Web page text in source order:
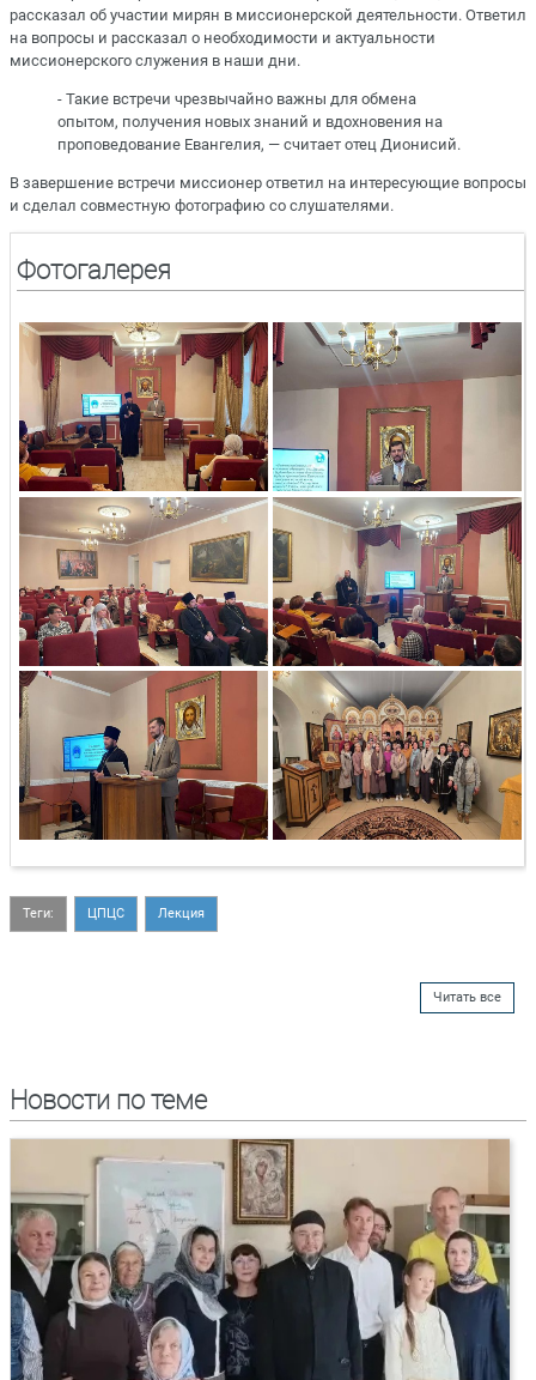
рассказал об участии мирян в миссионерской деятельности. Ответил
на вопросы и рассказал о необходимости и актуальности
миссионерского служения в наши дни.
- Такие встречи чрезвычайно важны для обмена
опытом, получения новых знаний и вдохновения на
проповедование Евангелия, — считает отец Дионисий.
В завершение встречи миссионер ответил на интересующие вопросы
и сделал совместную фотографию со слушателями.
Фотогалерея
Теги: ЦПЦС Лекция
Читать все
Новости по теме